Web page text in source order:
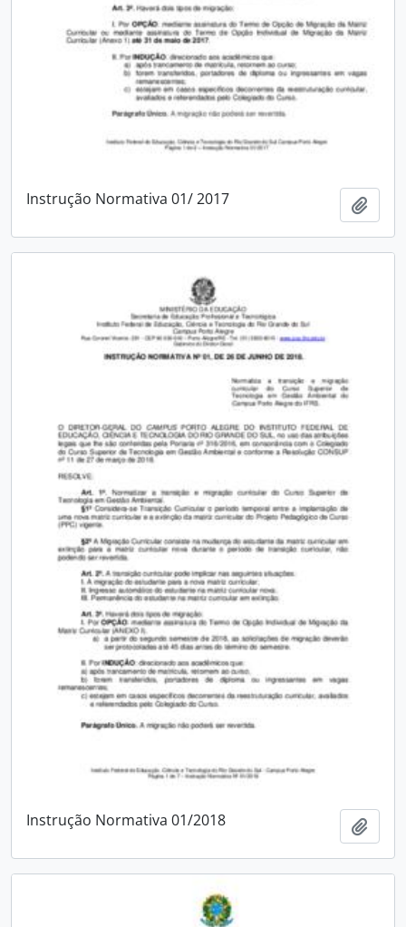
Instrução Normativa 01/ 2017
Instrução Normativa 01/2018